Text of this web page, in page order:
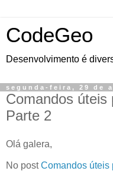
CodeGeo
Desenvolvimento é
segunda-feira, 29 de
Comandos úteis
Parte 2
Olá galera,
No postComandos úteis